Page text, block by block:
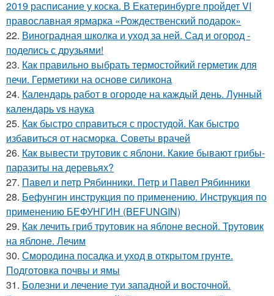
2019 расписание у коска. В Екатеринбурге пройдет VI
православная ярмарка «Рождественский подарок»
22. Виноградная школка и уход за ней. Сад и огород -
поделись с друзьями!
23. Как правильно выбрать термостойкий герметик для
печи. Герметики на основе силикона
24. Календарь работ в огороде на каждый день. Лунный
календарь vs наука
25. Как быстро справиться с простудой. Как быстро
избавиться от насморка. Советы врачей
26. Как вывести трутовик с яблони. Какие бывают грибы-
паразиты на деревьях?
27. Павел и петр Рябинники. Петр и Павел Рябинники
28. Бефунгин инструкция по применению. Инструкция по
применению БЕФУНГИН (BEFUNGIN)
29. Как лечить гриб трутовик на яблоне весной. Трутовик
на яблоне. Лечим
30. Смородина посадка и уход в открытом грунте.
Подготовка почвы и ямы
31. Болезни и лечение туи западной и восточной.